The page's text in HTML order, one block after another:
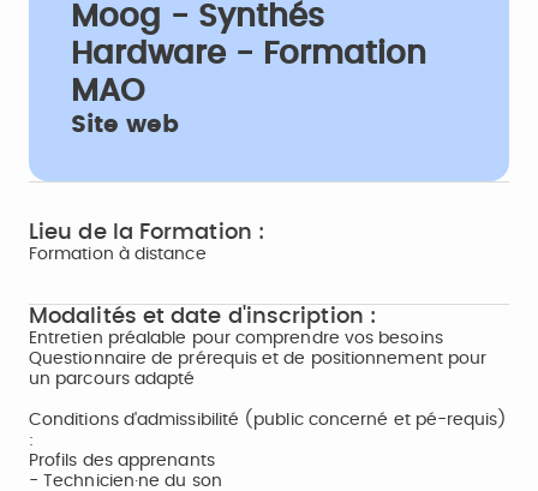
Moog - Synthés
Hardware - Formation
MAO
Site web
Lieu de la Formation :
Formation à distance
Modalités et date d'inscription :
Entretien préalable pour comprendre vos besoins
Questionnaire de prérequis et de positionnement pour
un parcours adapté
Conditions d'admissibilité (public concerné et pé-requis)
:
Profils des apprenants
- Technicien·ne du son